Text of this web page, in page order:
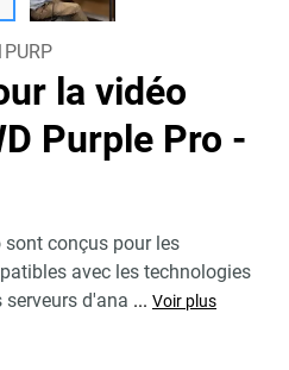
la vidéo
Purple Pro -
sont conçus pour les
avec les technologies
d'ana ... Voir plus